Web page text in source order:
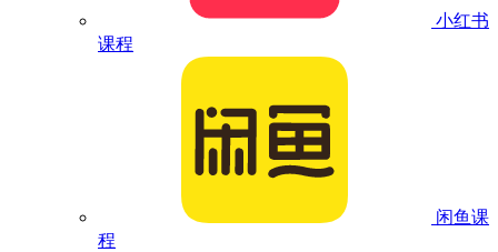
小红书
课程
闲鱼课
程